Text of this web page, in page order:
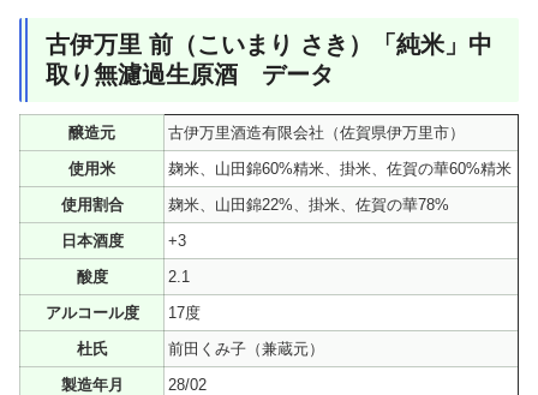
古伊万里 前（こいまり さき）「純米」中
取り無濾過生原酒 データ
醸造元
古伊万里酒造有限会社（佐賀県伊万里市）
使用米
麹米、山田錦60%精米、掛米、佐賀の華60%精米
使用割合
麹米、山田錦22%、掛米、佐賀の華78%
日本酒度
+3
酸度
2.1
アルコール度
17度
杜氏
前田くみ子（兼蔵元）
製造年月
28/02